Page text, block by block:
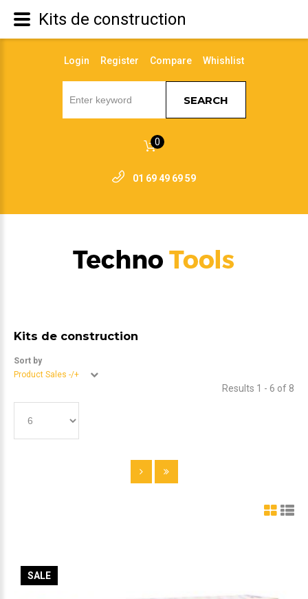
Login Register Compare Whishlist
SEARCH
0
01 69 49 69 59
Kits de construction
Sort by
Product Sales -/+
Results 1 - 6 of 8
SALE
Kits de construction